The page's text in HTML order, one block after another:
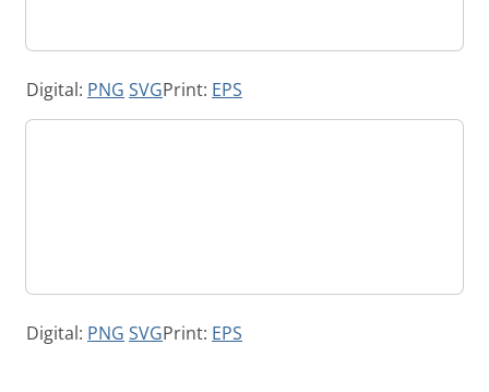
Digital: PNG SVGPrint: EPS
Digital: PNG SVGPrint: EPS